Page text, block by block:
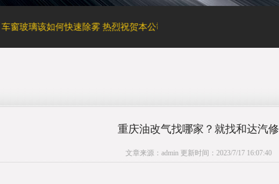
该如何快速除雾热烈祝贺本公司网站全新上线！
重庆油改气找哪家？就找和达汽修
文章来源：admin 更新时间：2023/7/17 16:07:40